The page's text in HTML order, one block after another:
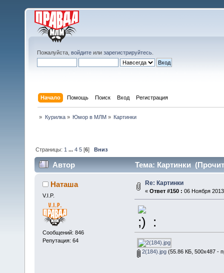
Пожалуйста, войдите или зарегистрируйтесь
Начало Помощь Поиск Вход Регистрация
» Курилка» Юмор в МЛМ » Картинки
Страницы: 1 ...4 5 [6]Вниз
Автор Тема: Картинки
Наташа
V.I.P.
Сообщений: 846
Репутация: 64
Re: Картинки
« Ответ #150 : 06 Ноября
:
2(184).jpg(55.86 КБ, 500x487 -